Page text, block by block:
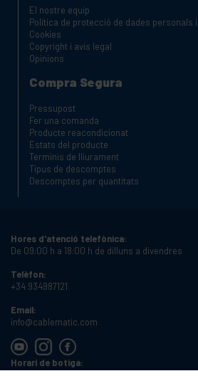
El nostre equip
Política de protecció de dades personals
Cookies
Copyright i avis legal
Opinions
Compra Segura
Pressupost
Fer una comanda
Producte reacondicionat
Estats del producte
Terminis de lliurament
Tipus de descomptes
Descomptes per quantitats
Hores d'atenció telefònica:
De 09:00 h a 18:00 h de dilluns a divendres
Telèfon:
+34 934987121
Email:
info@cablematic.com
Horari de botiga: